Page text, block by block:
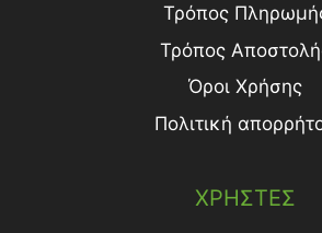
Τρόπος
Τρόπος
Όροι Χρήσης
Πολιτική
ΧΡΗΣΤΕΣ